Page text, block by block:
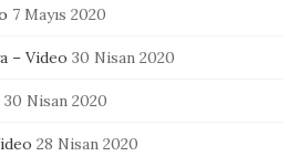
7 Mayıs 2020
– Video 30 Nisan 2020
30 Nisan 2020
28 Nisan 2020